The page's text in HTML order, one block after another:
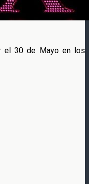
el 30 de Mayo en los